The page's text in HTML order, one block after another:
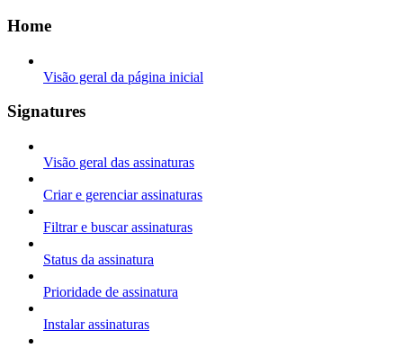
Home
Visão geral da página inicial
Signatures
Visão geral das assinaturas
Criar e gerenciar assinaturas
Filtrar e buscar assinaturas
Status da assinatura
Prioridade de assinatura
Instalar assinaturas